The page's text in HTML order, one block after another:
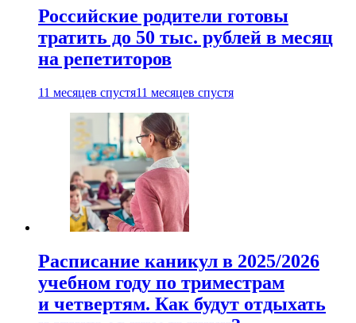
Российские родители готовы
тратить до 50 тыс. рублей в месяц
на репетиторов
11 месяцев спустя11 месяцев спустя
Расписание каникул в 2025/2026
учебном году по триместрам
и четвертям. Как будут отдыхать